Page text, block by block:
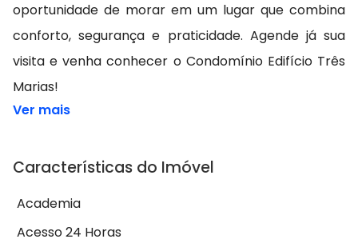
oportunidade de morar em um lugar que combina
conforto, segurança e praticidade. Agende já sua
visita e venha conhecer o Condomínio Edifício Três
Marias!
Ver mais
Características do Imóvel
Academia
Acesso 24 Horas